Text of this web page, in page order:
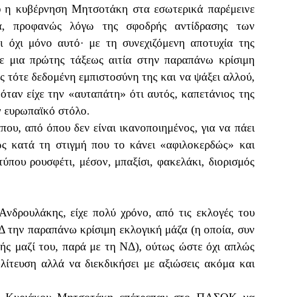
κυβέρνηση Μητσοτάκη στα εσωτερικά παρέμεινε
προφανώς λόγω της σφοδρής αντίδρασης των
μόνο αυτό· με τη συνεχιζόμενη αποτυχία της
μια πρώτης τάξεως αιτία στην παραπάνω κρίσιμη
δεδομένη εμπιστοσύνη της και να ψάξει αλλού,
είχε την «αυταπάτη» ότι αυτός, καπετάνιος της
ευρωπαϊκό στόλο.
από όπου δεν είναι ικανοποιημένος, για να πάει
κατά τη στιγμή που το κάνει «αφιλοκερδώς» και
ρουσφέτι, μέσον, μπαξίσι, φακελάκι, διορισμός
είχε πολύ χρόνο, από τις εκλογές του
παραπάνω κρίσιμη εκλογική μάζα (η οποία, συν
μαζί του, παρά με τη ΝΔ), ούτως ώστε όχι απλώς
αλλά να διεκδικήσει με αξιώσεις ακόμα και